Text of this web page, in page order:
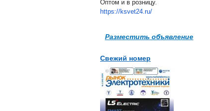
Оптом и в розницу.
https://ksvet24.ru/
Разместить объявление
Свежий номер